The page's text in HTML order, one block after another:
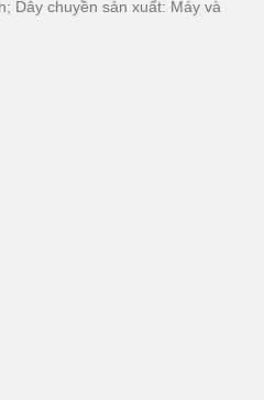
Dây chuyền sản xuất: Máy và